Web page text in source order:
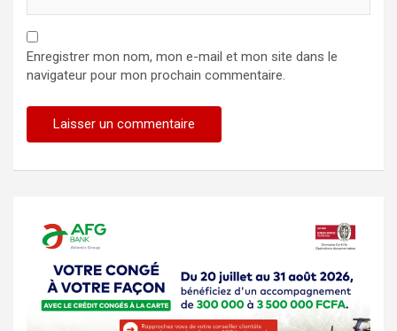
Enregistrer mon nom, mon e-mail et mon site dans le
navigateur pour mon prochain commentaire.